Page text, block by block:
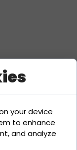
your device
to enhance
and analyze